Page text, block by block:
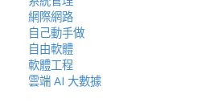
網際網路
自己動手做
自由軟體
軟體工程
雲端 AI 大數據